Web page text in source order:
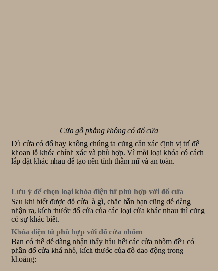
Cửa gỗ phẳng không có đố cửa
Dù cửa có đố hay không chúng ta cũng cần xác định vị trí để
khoan lỗ khóa chính xác và phù hợp. Vì mỗi loại khóa có cách
lắp đặt khác nhau để tạo nên tính thẫm mĩ và an toàn.
Lưu ý để chọn loại khóa điện tử phù hợp với đố cửa
Sau khi biết được đố cửa là gì, chắc hẳn bạn cũng dễ dàng
nhận ra, kích thước đố cửa của các loại cửa khác nhau thì cũng
có sự khác biệt.
Khóa điện tử phù hợp với đố cửa nhôm
Bạn có thể dễ dàng nhận thấy hầu hết các cửa nhôm đều có
phần đố cửa khá nhỏ, kích thước của đố dao động trong
khoảng: